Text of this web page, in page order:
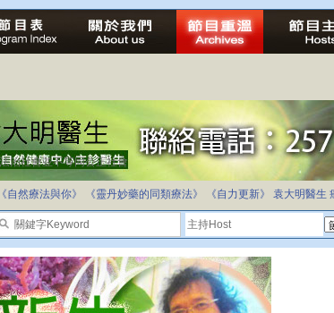
家教育合法化-推動多元化教育，全民學卷制
《自然療法與你》 《靈丹妙藥的同類療法》 《自力更新》 袁大明醫生